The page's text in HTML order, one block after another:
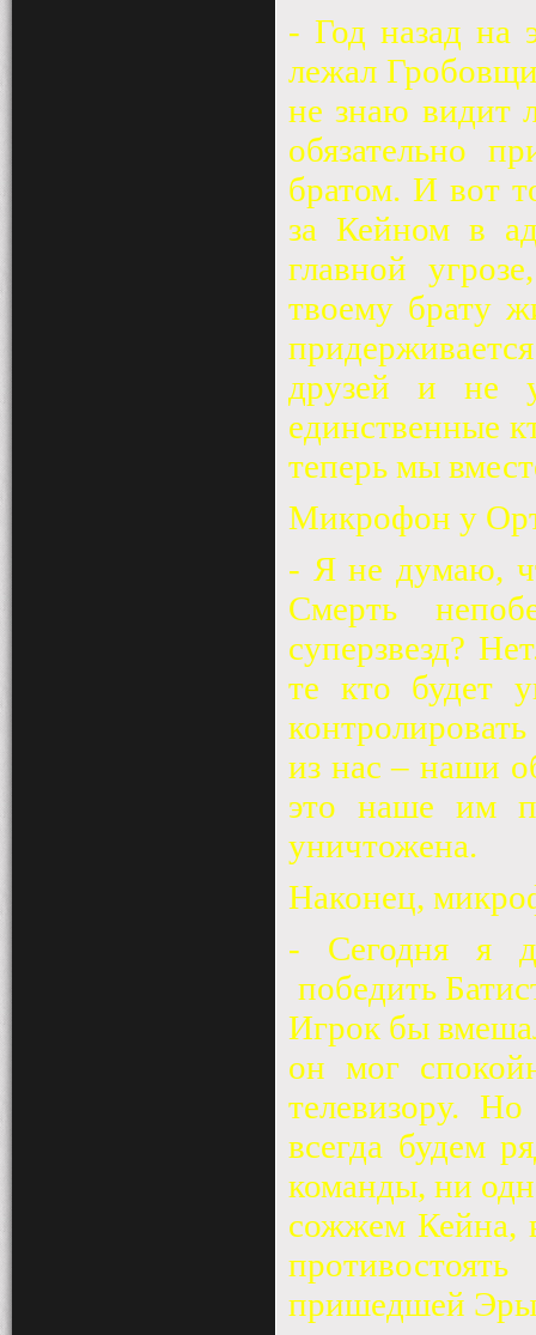
- Год назад на
лежал
не знаю видит
обязательно
братом. И вот
за Кейном в
главной
твоему брату
друзей и не
единственные
теперь мы
Микрофон у
- Я не думаю,
Смерть
суперзвезд?
те кто будет
из нас – наши
это наше им
уничтожена.
Наконец,
- Сегодня я
победить
Игрок бы
он мог
телевизору.
всегда будем
команды, ни
сожжем Кейна,
пришедшей